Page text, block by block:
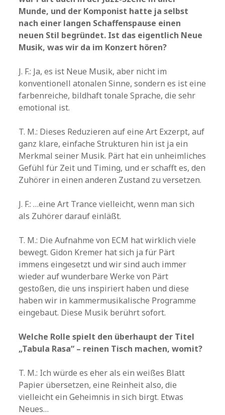
Munde, und der Komponist hatte ja selbst
nach einer langen Schaffenspause einen
neuen Stil begründet. Ist das eigentlich Neue
Musik, was wir da im Konzert hören?
J. F.: Ja, es ist Neue Musik, aber nicht im
konventionell atonalen Sinne, sondern es ist eine
farbenreiche, bildhaft tonale Sprache, die sehr
emotional ist.
T. M.: Dieses Reduzieren auf eine Art Exzerpt, auf
ganz klare, einfache Strukturen hin ist ja ein
Merkmal seiner Musik. Pärt hat ein unheimliches
Gefühl für Zeit und Timing, und er schafft es, den
Zuhörer in einen anderen Zustand zu versetzen.
J. F.: …eine Art Trance vielleicht, wenn man sich
als Zuhörer darauf einläßt.
T. M.: Die Aufnahme von ECM hat wirklich viele
bewegt. Gidon Kremer hat sich ja für Pärt
immens eingesetzt und wir sind auch immer
wieder auf wunderbare Werke von Pärt
gestoßen, die uns inspiriert haben und diese
haben wir in kammermusikalische Programme
eingebaut. Diese Musik berührt sofort.
Welche Rolle spielt den überhaupt der Titel
„Tabula Rasa“ – reinen Tisch machen, womit?
T. M.: Ich würde es eher als ein weißes Blatt
Papier übersetzen, eine Reinheit also, die
vielleicht ein Geheimnis in sich birgt. Etwas
Neues…